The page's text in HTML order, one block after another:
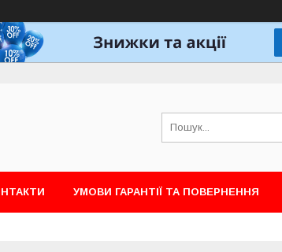
УМОВИ ГАРАНТІЇ ТА ПОВЕРНЕННЯ